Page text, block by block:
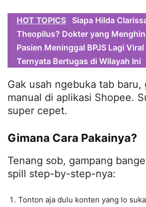
HOT TOPICS
Siapa Hilda
Theopilus? Dokter yang
Pasien Meninggal BPJS Lagi Viral
Ternyata Bertugas di Wilayah Ini
Gak usah ngebuka tab baru,
manual di aplikasi Shopee.
super cepet.
Gimana Cara Pakainya?
Tenang sob, gampang
spill step-by-step-nya:
Tonton aja dulu konten yang lo